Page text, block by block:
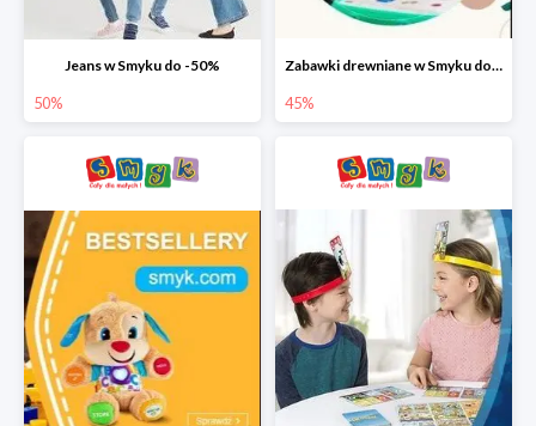
Jeans w Smyku do -50%
50%
Zabawki drewniane w Smyku do -45%
45%